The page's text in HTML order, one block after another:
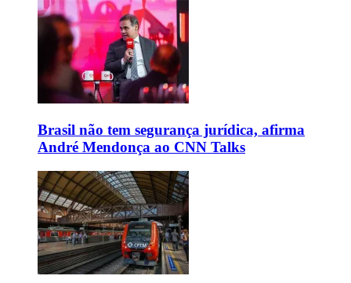
Brasil não tem segurança jurídica, afirma
André Mendonça ao CNN Talks